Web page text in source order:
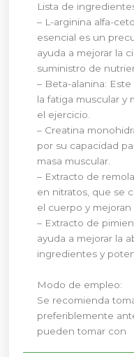
Lista de
– L-arginina alfa-
esencial es un
ayuda a mejorar la
suministro de
– Beta-alanina:
la fatiga muscular y
el ejercicio.
– Creatina
por su capacidad
masa muscular.
– Extracto de
en nitratos, que se
el cuerpo y
– Extracto de
ayuda a mejorar la
ingredientes y
Modo de empleo:
Se recomienda
preferiblemente
pueden tomar con